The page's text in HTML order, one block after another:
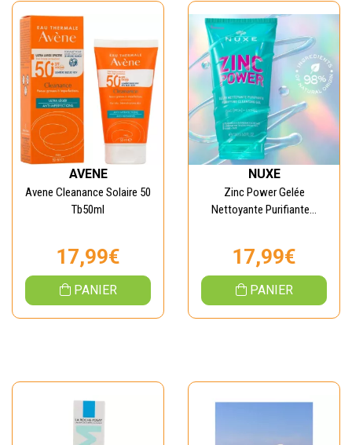
AVENE
Avene Cleanance Solaire 50
Tb50ml
17,99€
PANIER
NUXE
Zinc Power Gelée
Nettoyante Purifiante...
17,99€
PANIER